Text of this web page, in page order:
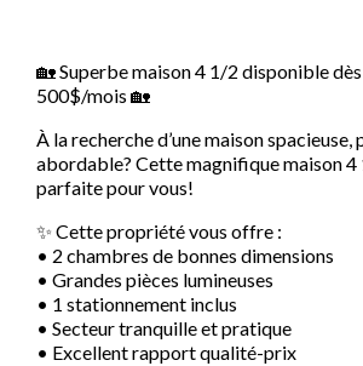
🏡 Superbe maison 4 1/2 disponible dès
500$/mois 🏡
À la recherche d’une maison spacieuse,
abordable? Cette magnifique maison
parfaite pour vous!
✨ Cette propriété vous offre :
• 2 chambres de bonnes dimensions
• Grandes pièces lumineuses
• 1 stationnement inclus
• Secteur tranquille et pratique
• Excellent rapport qualité-prix